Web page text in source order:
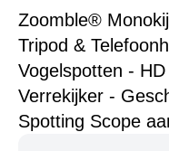
Zoomble®
Tripod &
Vogelspotten -
Verrekijker -
Spotting Scope